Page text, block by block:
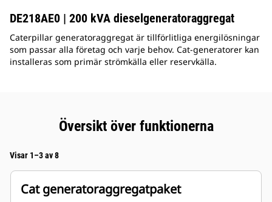
DE218AE0 | 200 kVA dieselgeneratoraggregat
Caterpillar generatoraggregat är tillförlitliga energilösningar
som passar alla företag och varje behov. Cat-generatorer kan
installeras som primär strömkälla eller reservkälla.
Översikt över funktionerna
Visar 1–3 av 8
Cat generatoraggregatpaket